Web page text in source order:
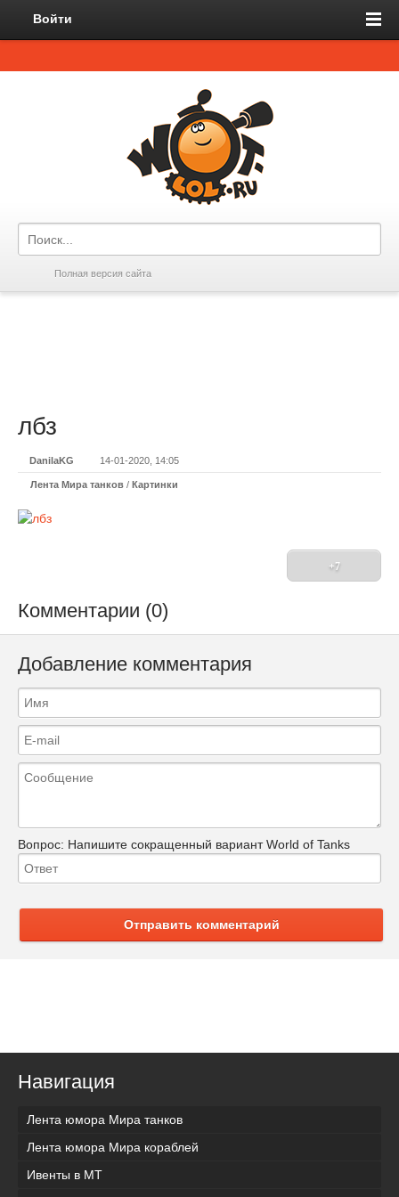
Войти
Полная версия сайта
лбз
DanilaKG 14-01-2020, 14:05
Лента Мира танков / Картинки
+7
Комментарии (0)
Добавление комментария
Вопрос: Напишите сокращенный вариант World of Tanks
Отправить комментарий
Навигация
Лента юмора Мира танков
Лента юмора Мира кораблей
Ивенты в МТ